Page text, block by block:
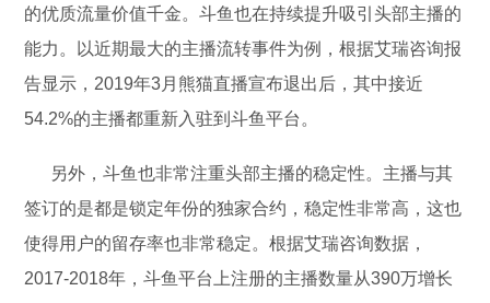
的优质流量价值千金。斗鱼也在持续提升吸引头部主播的
能力。以近期最大的主播流转事件为例，根据艾瑞咨询报
告显示，2019年3月熊猫直播宣布退出后，其中接近
54.2%的主播都重新入驻到斗鱼平台。
另外，斗鱼也非常注重头部主播的稳定性。主播与其
签订的是都是锁定年份的独家合约，稳定性非常高，这也
使得用户的留存率也非常稳定。根据艾瑞咨询数据，
2017-2018年，斗鱼平台上注册的主播数量从390万增长